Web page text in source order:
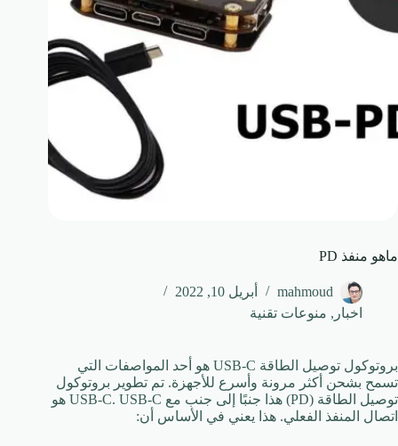
ماهو منفذ PD
mahmoud
أبريل 10, 2022
اخبار , منوعات تقنية
بروتوكول توصيل الطاقة USB-C هو أحد المواصفات التي
تسمح بشحن أكثر مرونة وأسرع للأجهزة. تم تطوير بروتوكول
توصيل الطاقة (PD) هذا جنبًا إلى جنب مع USB-C.
USB-C هو
اتصال المنفذ الفعلي. هذا يعني في الأساس أن: